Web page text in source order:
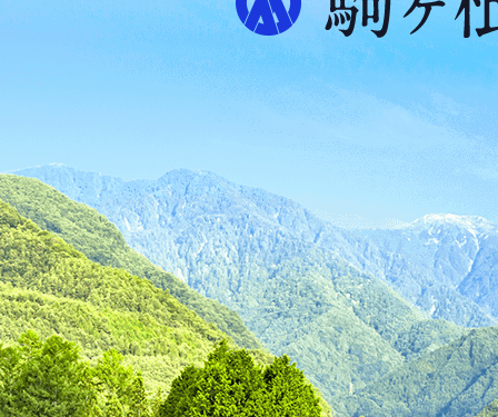
プ
ス
が
た
つ
映
え
る